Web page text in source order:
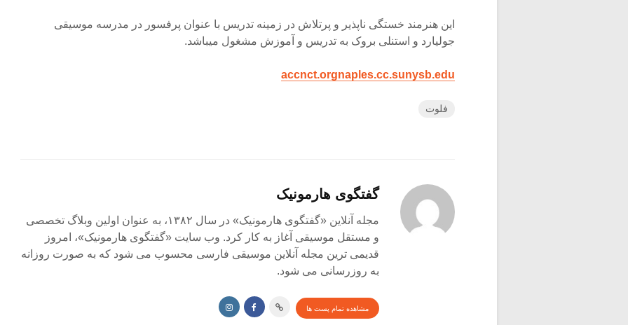
این هنرمند خستگی ناپذیر و پرتلاش در زمینه تدریس با عنوان پرفسور در مدرسه موسیقی
جولیارد و استنلی بروک به تدریس و آموزش مشغول میباشد.
accnct.orgnaples.cc.sunysb.edu
فلوت
گفتگوی هارمونیک
مجله آنلاین «گفتگوی هارمونیک» در سال ۱۳۸۲، به عنوان اولین وبلاگ تخصصی
و مستقل موسیقی آغاز به کار کرد. وب سایت «گفتگوی هارمونیک»، امروز
قدیمی ترین مجله آنلاین موسیقی فارسی محسوب می شود که به صورت روزانه
به روزرسانی می شود.
مشاهده تمام پست ها